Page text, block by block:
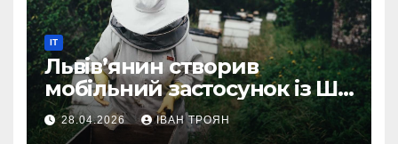
IT
Львів’янин створив
мобільний застосунок із ШІ-
асистентом для бджолярів
28.04.2026 ІВАН ТРОЯН